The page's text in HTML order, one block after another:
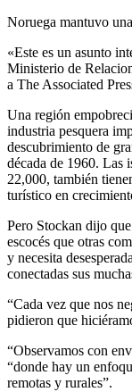
Noruega mantuvo
«Este es un asunto
Ministerio de
a The Associated
Una región
industria pesquera
descubrimiento de
década de 1960. Las
22,000, también
turístico en
Pero Stockan dijo
escocés que otras
y necesita
conectadas sus
“Cada vez que nos
pidieron que
“Observamos con
“donde hay un
remotas y rurales”.